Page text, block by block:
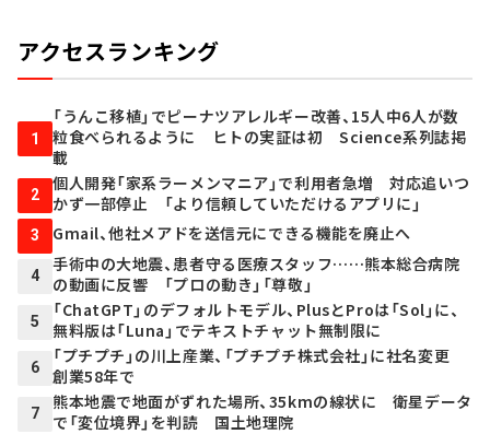
アクセスランキング
1
「うんこ移植」でピーナツアレルギー改善、15人中6人が数
粒食べられるように ヒトの実証は初 Science系列誌掲
載
2
個人開発「家系ラーメンマニア」で利用者急増 対応追いつ
かず一部停止 「より信頼していただけるアプリに」
3 Gmail、他社メアドを送信元にできる機能を廃止へ
4
手術中の大地震、患者守る医療スタッフ……熊本総合病院
の動画に反響 「プロの動き」「尊敬」
5
「ChatGPT」のデフォルトモデル、PlusとProは「Sol」に、
無料版は「Luna」でテキストチャット無制限に
6
「プチプチ」の川上産業、「プチプチ株式会社」に社名変更
創業58年で
7
熊本地震で地面がずれた場所、35kmの線状に 衛星データ
で「変位境界」を判読 国土地理院